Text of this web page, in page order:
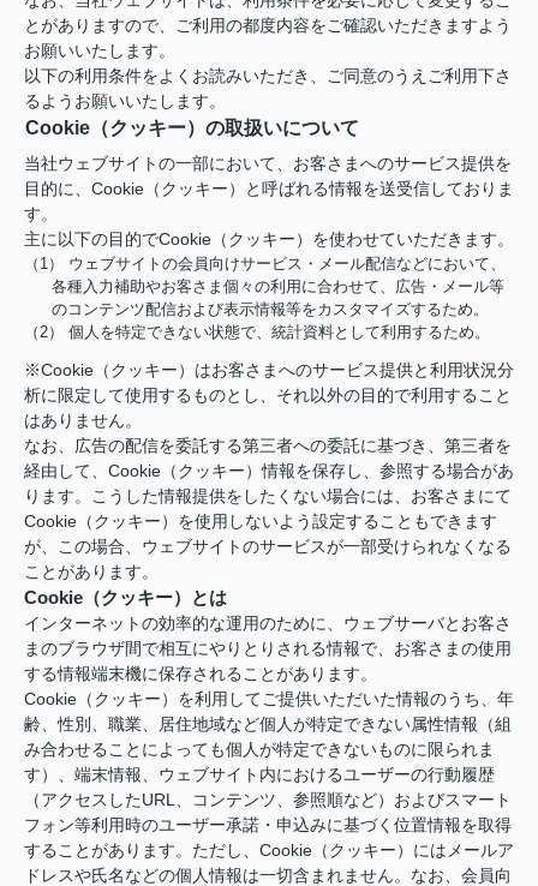
とがありますので、ご利用の都度内容をご確認いただきますよう
お願いいたします。
以下の利用条件をよくお読みいただき、ご同意のうえご利用下さ
るようお願いいたします。
Cookie（クッキー）の取扱いについて
当社ウェブサイトの一部において、お客さまへのサービス提供を
目的に、Cookie（クッキー）と呼ばれる情報を送受信しておりま
す。
主に以下の目的でCookie（クッキー）を使わせていただきます。
（1） ウェブサイトの会員向けサービス・メール配信などにおいて、
各種入力補助やお客さま個々の利用に合わせて、広告・メール等
のコンテンツ配信および表示情報等をカスタマイズするため。
（2） 個人を特定できない状態で、統計資料として利用するため。
※Cookie（クッキー）はお客さまへのサービス提供と利用状況分
析に限定して使用するものとし、それ以外の目的で利用すること
はありません。
なお、広告の配信を委託する第三者への委託に基づき、第三者を
経由して、Cookie（クッキー）情報を保存し、参照する場合があ
ります。こうした情報提供をしたくない場合には、お客さまにて
Cookie（クッキー）を使用しないよう設定することもできます
が、この場合、ウェブサイトのサービスが一部受けられなくなる
ことがあります。
Cookie（クッキー）とは
インターネットの効率的な運用のために、ウェブサーバとお客さ
まのブラウザ間で相互にやりとりされる情報で、お客さまの使用
する情報端末機に保存されることがあります。
Cookie（クッキー）を利用してご提供いただいた情報のうち、年
齢、性別、職業、居住地域など個人が特定できない属性情報（組
み合わせることによっても個人が特定できないものに限られま
す）、端末情報、ウェブサイト内におけるユーザーの行動履歴
（アクセスしたURL、コンテンツ、参照順など）およびスマート
フォン等利用時のユーザー承諾・申込みに基づく位置情報を取得
することがあります。ただし、Cookie（クッキー）にはメールア
ドレスや氏名などの個人情報は一切含まれません。なお、会員向